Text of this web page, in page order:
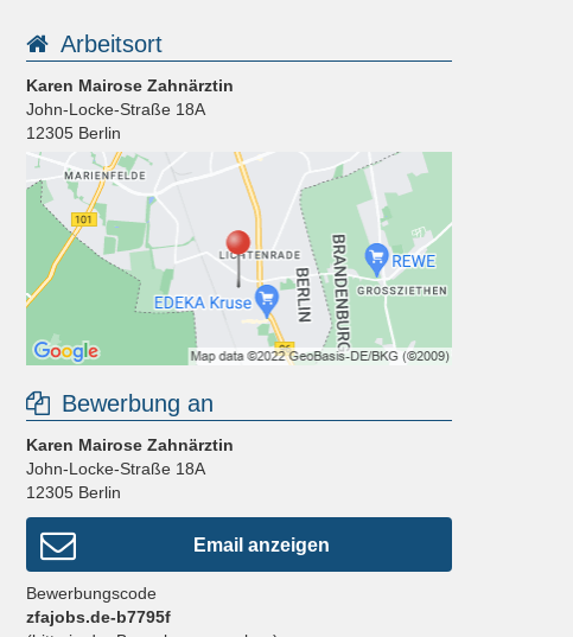
Arbeitsort
Karen Mairose Zahnärztin
John-Locke-Straße 18A
12305 Berlin
Bewerbung an
Karen Mairose Zahnärztin
John-Locke-Straße 18A
12305 Berlin
Email anzeigen
Bewerbungscode
zfajobs.de-b7795f